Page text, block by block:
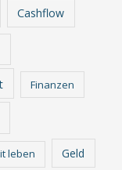
Cashflow
Finanzen
leben Geld